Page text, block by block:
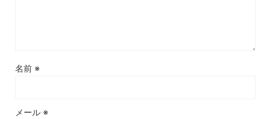
名前 ※
メール ※